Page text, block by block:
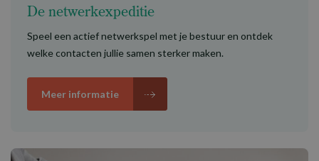
De netwerkexpeditie
Speel een actief netwerkspel met je bestuur en ontdek
welke contacten jullie samen sterker maken.
Meer informatie